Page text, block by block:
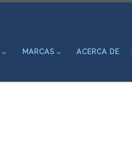
MARCAS ACERCA DE